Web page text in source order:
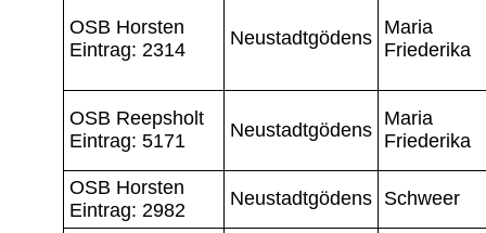
OSB Horsten
Eintrag: 2314
Neustadtgödens Maria
Friederika
OSB Reepsholt
Eintrag: 5171
Neustadtgödens
Maria
Friederika
OSB Horsten
Eintrag: 2982
Neustadtgödens Schweer